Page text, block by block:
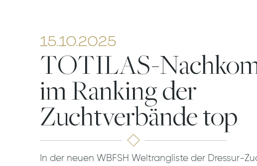
15.10.2025
TOTILAS-
im Ranking der
Zuchtverbände top
In der neuen WBFSH Weltrangliste der Dressur-